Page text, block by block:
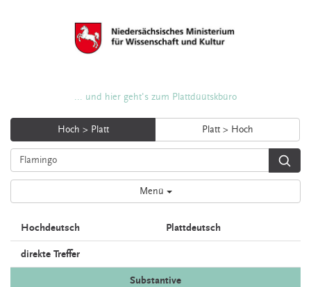
... und hier geht's zum Plattdüütskbüro
Hoch > Platt Platt > Hoch
Menü
Hochdeutsch Plattdeutsch
direkte Treffer
Substantive